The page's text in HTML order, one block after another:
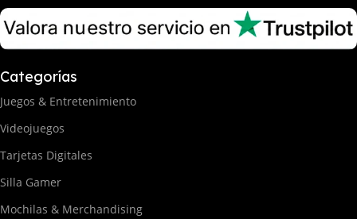
Categorías
Juegos & Entretenimiento
Videojuegos
Tarjetas Digitales
Silla Gamer
Mochilas & Merchandising